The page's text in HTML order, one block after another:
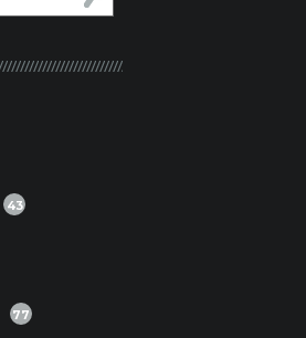
43
77